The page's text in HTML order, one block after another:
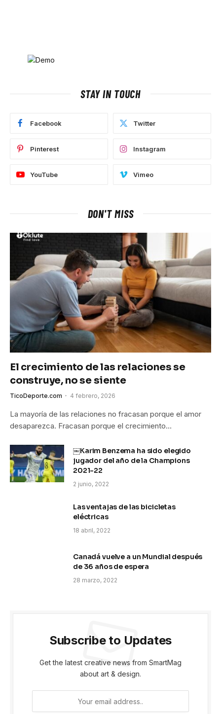
STAY IN TOUCH
Facebook Twitter
Pinterest Instagram
YouTube Vimeo
DON'T MISS
El crecimiento de las relaciones se
construye, no se siente
TicoDeporte.com 4 febrero, 2026
La mayoría de las relaciones no fracasan porque el amor
desaparezca. Fracasan porque el crecimiento…
￼Karim Benzema ha sido elegido
jugador del año de la Champions
2021-22
2 junio, 2022
Las ventajas de las bicicletas
eléctricas
18 abril, 2022
Canadá vuelve a un Mundial después
de 36 años de espera
28 marzo, 2022
Subscribe to Updates
Get the latest creative news from SmartMag
about art & design.